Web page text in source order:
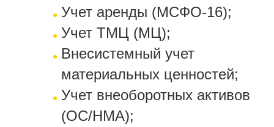
Учет аренды (МСФО-16);
Учет ТМЦ (МЦ);
Внесистемный учет
материальных ценностей;
Учет внеоборотных активов
(ОС/НМА);